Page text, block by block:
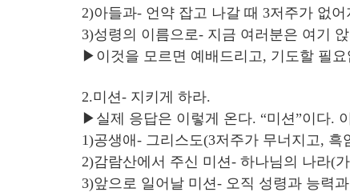
2)아들과- 언약 잡고 나갈 때 3저주가 없
3)성령의 이름으로- 지금 여러분은 여기
▶이것을 모르면 예배드리고, 기도할 필
2.미션- 지키게 하라.
▶실제 응답은 이렇게 온다. “미션”이다.
1)공생애- 그리스도(3저주가 무너지고, 흑
2)감람산에서 주신 미션- 하나님의 나라(
3)앞으로 일어날 미션- 오직 성령과 능력